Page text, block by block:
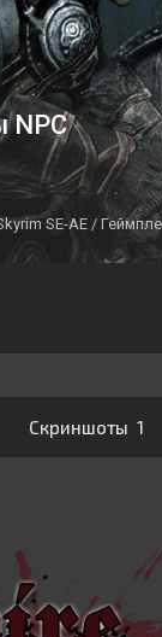
NPC
SE-AE /
Скриншоты 1